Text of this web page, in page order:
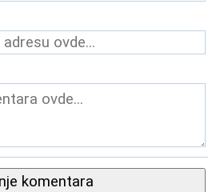
komentara